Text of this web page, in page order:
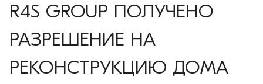
R4S GROUP ПОЛУЧЕНО
РАЗРЕШЕНИЕ НА
РЕКОНСТРУКЦИЮ ДОМА